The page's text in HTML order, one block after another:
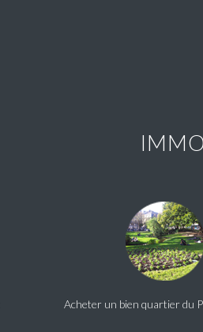
Acheter un bien quartier du